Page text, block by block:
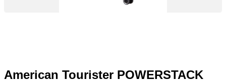
American Tourister POWERSTACK